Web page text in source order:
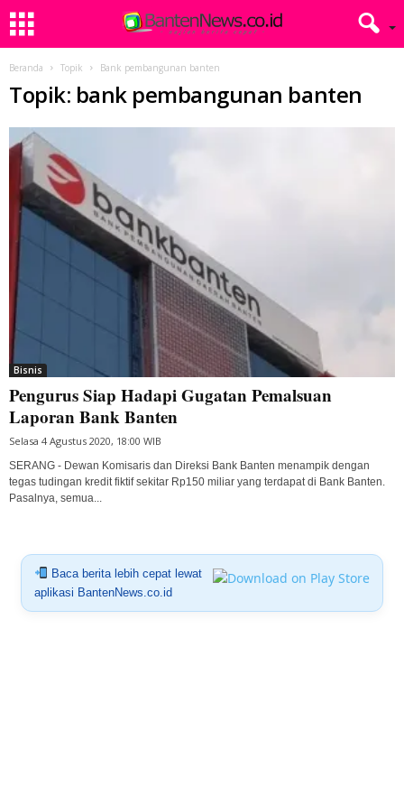
Beranda Topik Bank pembangunan banten
Topik: bank pembangunan banten
Bisnis
Pengurus Siap Hadapi Gugatan Pemalsuan
Laporan Bank Banten
Selasa 4 Agustus 2020, 18:00 WIB
SERANG - Dewan Komisaris dan Direksi Bank Banten menampik dengan
tegas tudingan kredit fiktif sekitar Rp150 miliar yang terdapat di Bank Banten.
Pasalnya, semua...
Baca berita lebih cepat lewat
aplikasi BantenNews.co.id